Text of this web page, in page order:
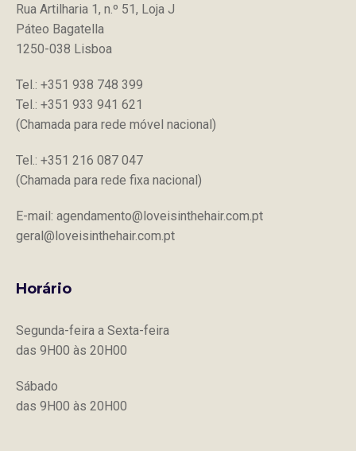
Rua Artilharia 1, n.º 51, Loja J
Páteo Bagatella
1250-038 Lisboa
Tel.: +351 938 748 399
Tel.: +351 933 941 621
(Chamada para rede móvel nacional)
Tel.: +351 216 087 047
(Chamada para rede fixa nacional)
E-mail: agendamento@loveisinthehair.com.pt
geral@loveisinthehair.com.pt
Horário
Segunda-feira a Sexta-feira
das 9H00 às 20H00
Sábado
das 9H00 às 20H00